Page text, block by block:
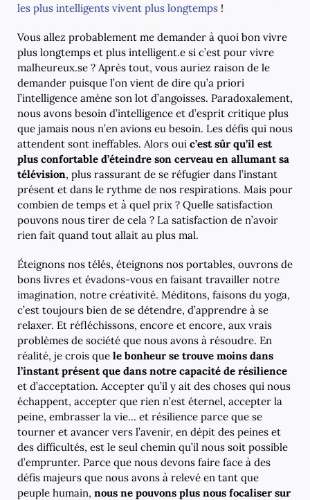
les plus intelligents vivent plus longtemps !
Vous allez probablement me demander à quoi bon vivre
plus longtemps et plus intelligent.e si c’est pour vivre
malheureux.se ? Après tout, vous auriez raison de le
demander puisque l’on vient de dire qu’a priori
l’intelligence amène son lot d’angoisses. Paradoxalement,
nous avons besoin d’intelligence et d’esprit critique plus
que jamais nous n’en avions eu besoin. Les défis qui nous
attendent sont ineffables. Alors oui c’est sûr qu’il est
plus confortable d’éteindre son cerveau en allumant sa
télévision, plus rassurant de se réfugier dans l’instant
présent et dans le rythme de nos respirations. Mais pour
combien de temps et à quel prix ? Quelle satisfaction
pouvons nous tirer de cela ? La satisfaction de n’avoir
rien fait quand tout allait au plus mal.
Éteignons nos télés, éteignons nos portables, ouvrons de
bons livres et évadons-vous en faisant travailler notre
imagination, notre créativité. Méditons, faisons du yoga,
c’est toujours bien de se détendre, d’apprendre à se
relaxer. Et réfléchissons, encore et encore, aux vrais
problèmes de société que nous avons à résoudre. En
réalité, je crois que le bonheur se trouve moins dans
l’instant présent que dans notre capacité de résilience
et d’acceptation. Accepter qu’il y ait des choses qui nous
échappent, accepter que rien n’est éternel, accepter la
peine, embrasser la vie… et résilience parce que se
tourner et avancer vers l’avenir, en dépit des peines et
des difficultés, est le seul chemin qu’il nous soit possible
d’emprunter. Parce que nous devons faire face à des
défis majeurs que nous avons à relevé en tant que
peuple humain, nous ne pouvons plus nous focaliser sur